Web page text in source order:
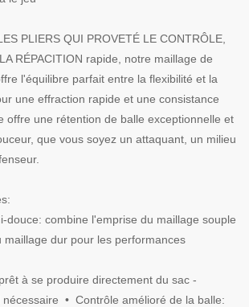
PLIERS QUI PROVETÉ LE CONTRÔLE,
RÉPACITION rapide, notre maillage de
l'équilibre parfait entre la flexibilité et la
une effraction rapide et une consistance
offre une rétention de balle exceptionnelle et
que vous soyez un attaquant, un milieu
douce: combine l'emprise du maillage souple
maillage dur pour les performances
à se produire directement du sac -
• Contrôle amélioré de la balle: